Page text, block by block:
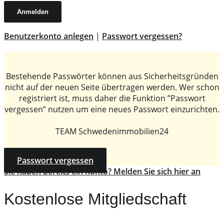
Benutzerkonto anlegen | Passwort vergessen?
Bestehende Passwörter können aus Sicherheitsgründen
nicht auf der neuen Seite übertragen werden. Wer schon
registriert ist, muss daher die Funktion ”Passwort
vergessen” nutzen um eine neues Passwort einzurichten.
TEAM Schwedenimmobilien24
Passwort vergessen
Sie haben bereits ein Konto? Melden Sie sich hier an
Kostenlose Mitgliedschaft